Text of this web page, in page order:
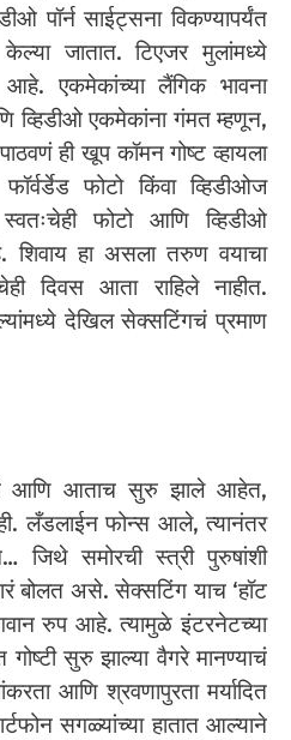
पॉर्न साईट्सना विकण्यापर्यंत
जातात. टिएजर मुलांमध्ये
एकमेकांच्या लैंगिक भावना
व्हिडीओ एकमेकांना गंमत म्हणून,
ही खूप कॉमन गोष्ट व्हायला
फोटो किंवा व्हिडीओज
फोटो आणि व्हिडीओ
शिवाय हा असला तरुण वयाचा
दिवस आता राहिले नाहीत.
देखिल सेक्सटिंगचं प्रमाण
आणि आताच सुरु झाले आहेत,
लँडलाईन फोन्स आले, त्यानंतर
जिथे समोरची स्त्री पुरुषांशी
बोलत असे. सेक्सटिंग याच ‘हॉट
रुप आहे. त्यामुळे इंटरनेटच्या
सुरु झाल्या वैगरे मानण्याचं
आणि श्रवणापुरता मर्यादित
सगळ्यांच्या हातात आल्याने